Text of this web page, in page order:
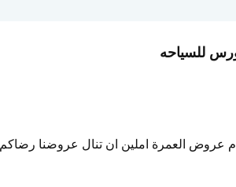
للسياحه
العمرة املين ان تنال عروضنا رضاكم